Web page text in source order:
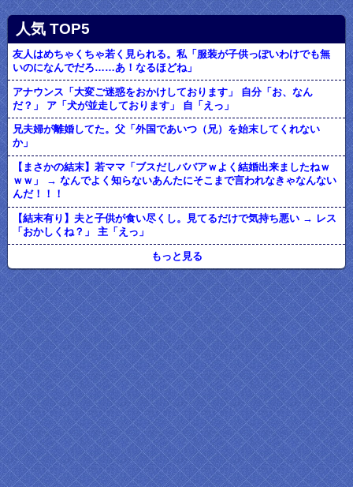
人気 TOP5
友人はめちゃくちゃ若く見られる。私「服装が子供っぽいわけでも無
いのになんでだろ……あ！なるほどね」
アナウンス「大変ご迷惑をおかけしております」 自分「お、なん
だ？」 ア「犬が並走しております」 自「えっ」
兄夫婦が離婚してた。父「外国であいつ（兄）を始末してくれない
か」
【まさかの結末】若ママ「ブスだしババアｗよく結婚出来ましたねｗ
ｗｗ」 → なんでよく知らないあんたにそこまで言われなきゃなんない
んだ！！！
【結末有り】夫と子供が食い尽くし。見てるだけで気持ち悪い → レス
「おかしくね？」 主「えっ」
もっと見る